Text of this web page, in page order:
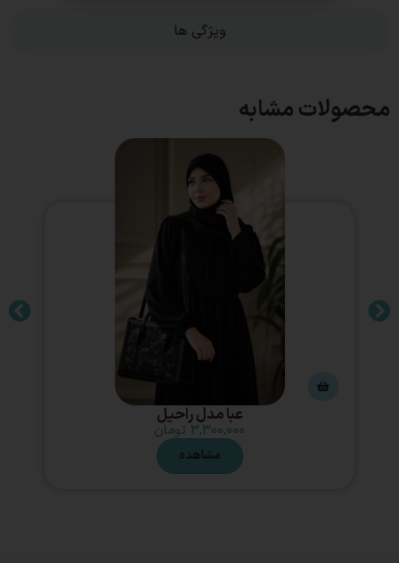
ویژگی ها
محصولات مشابه
عبا مدل راحیل
۳,۳۰۰,۰۰۰ تومان
مشاهده